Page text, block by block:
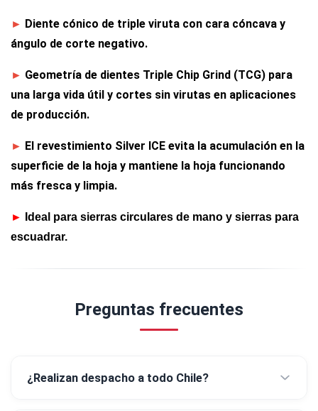
► Diente cónico de triple viruta con cara cóncava y
ángulo de corte negativo.
► Geometría de dientes Triple Chip Grind (TCG) para
una larga vida útil y cortes sin virutas en aplicaciones
de producción.
► El revestimiento Silver ICE evita la acumulación en la
superficie de la hoja y mantiene la hoja funcionando
más fresca y limpia.
►
Ideal para sierras circulares de mano y sierras para
escuadrar.
Preguntas frecuentes
¿Realizan despacho a todo Chile?